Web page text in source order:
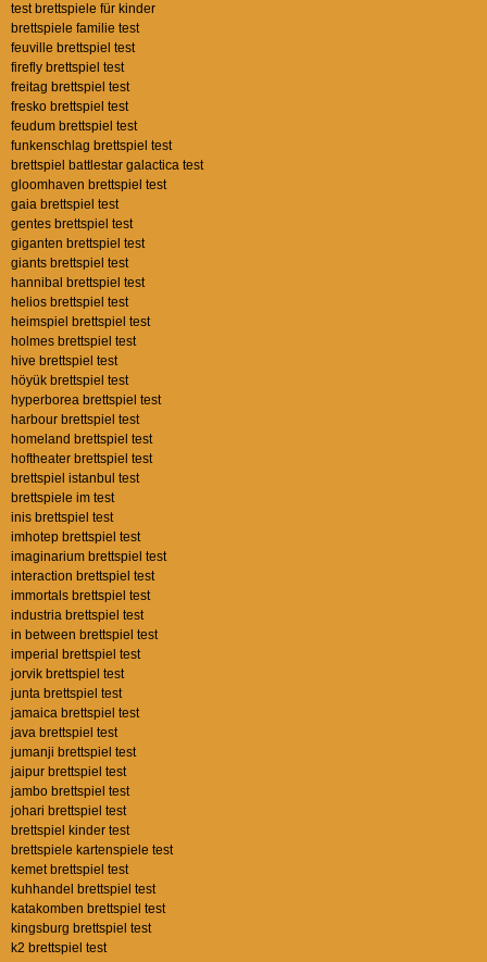
test brettspiele für kinder
brettspiele familie test
feuville brettspiel test
firefly brettspiel test
freitag brettspiel test
fresko brettspiel test
feudum brettspiel test
funkenschlag brettspiel test
brettspiel battlestar galactica test
gloomhaven brettspiel test
gaia brettspiel test
gentes brettspiel test
giganten brettspiel test
giants brettspiel test
hannibal brettspiel test
helios brettspiel test
heimspiel brettspiel test
holmes brettspiel test
hive brettspiel test
höyük brettspiel test
hyperborea brettspiel test
harbour brettspiel test
homeland brettspiel test
hoftheater brettspiel test
brettspiel istanbul test
brettspiele im test
inis brettspiel test
imhotep brettspiel test
imaginarium brettspiel test
interaction brettspiel test
immortals brettspiel test
industria brettspiel test
in between brettspiel test
imperial brettspiel test
jorvik brettspiel test
junta brettspiel test
jamaica brettspiel test
java brettspiel test
jumanji brettspiel test
jaipur brettspiel test
jambo brettspiel test
johari brettspiel test
brettspiel kinder test
brettspiele kartenspiele test
kemet brettspiel test
kuhhandel brettspiel test
katakomben brettspiel test
kingsburg brettspiel test
k2 brettspiel test